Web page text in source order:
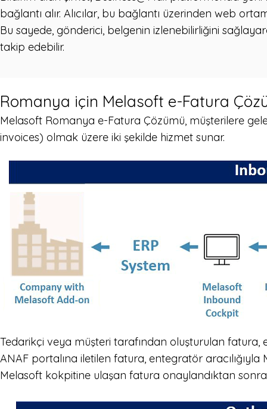
bağlantı alır. Alıcılar, bu bağlantı üzerinden web
Bu sayede, gönderici, belgenin izlenebilirliğini
takip edebilir.
Romanya için Melasoft e-Fatura
Melasoft Romanya e-Fatura Çözümü, müşterilere
invoices) olmak üzere iki şekilde hizmet sunar.
Tedarikçi veya müşteri tarafından oluşturulan fatura,
ANAF portalına iletilen fatura, entegratör aracılığıyla
Melasoft kokpitine ulaşan fatura onaylandıktan sonra,